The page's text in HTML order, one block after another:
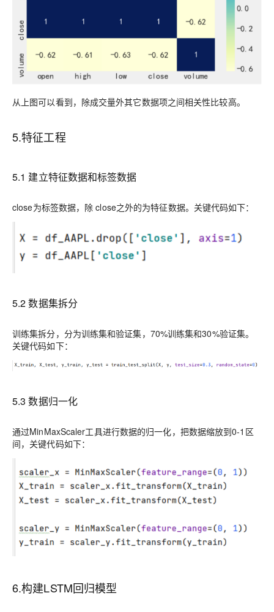
从上图可以看到，除成交量外其它数据项之间相关性比较高。
5.特征工程
5.1 建立特征数据和标签数据
close为标签数据，除 close之外的为特征数据。关键代码如下：
5.2数据集拆分
训练集拆分，分为训练集和验证集，70%训练集和30%验证集。
关键代码如下：
5.3数据归一化
通过MinMaxScaler工具进行数据的归一化，把数据缩放到0-1 区
间，关键代码如下：
6.构建LSTM回归模型